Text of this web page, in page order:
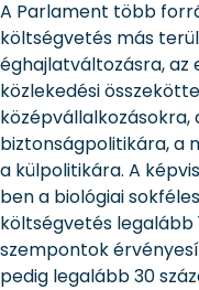
A Parlament több
költségvetés más
éghajlatváltozásra, az
közlekedési
középvállalkozásokra,
biztonságpolitikára, a
a külpolitikára. A
ben a biológiai
költségvetés legalább
szempontok
pedig legalább 30